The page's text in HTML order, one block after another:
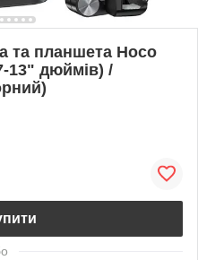
та планшета Hoco
13" дюймів) /